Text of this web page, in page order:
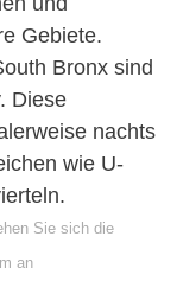
Gebiete.
Bronx sind
Diese
nachts
wie U-
Sie sich die
an